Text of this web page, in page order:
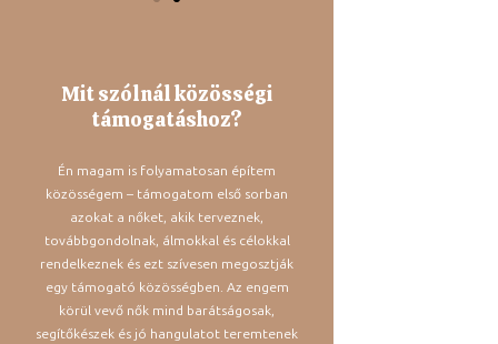
Mit szólnál közösségi
támogatáshoz?
Én magam is folyamatosan építem
közösségem – támogatom első sorban
azokat a nőket, akik terveznek,
továbbgondolnak, álmokkal és célokkal
rendelkeznek és ezt szívesen megosztják
egy támogató közösségben. Az engem
körül vevő nők mind barátságosak,
segítőkészek és jó hangulatot teremtenek